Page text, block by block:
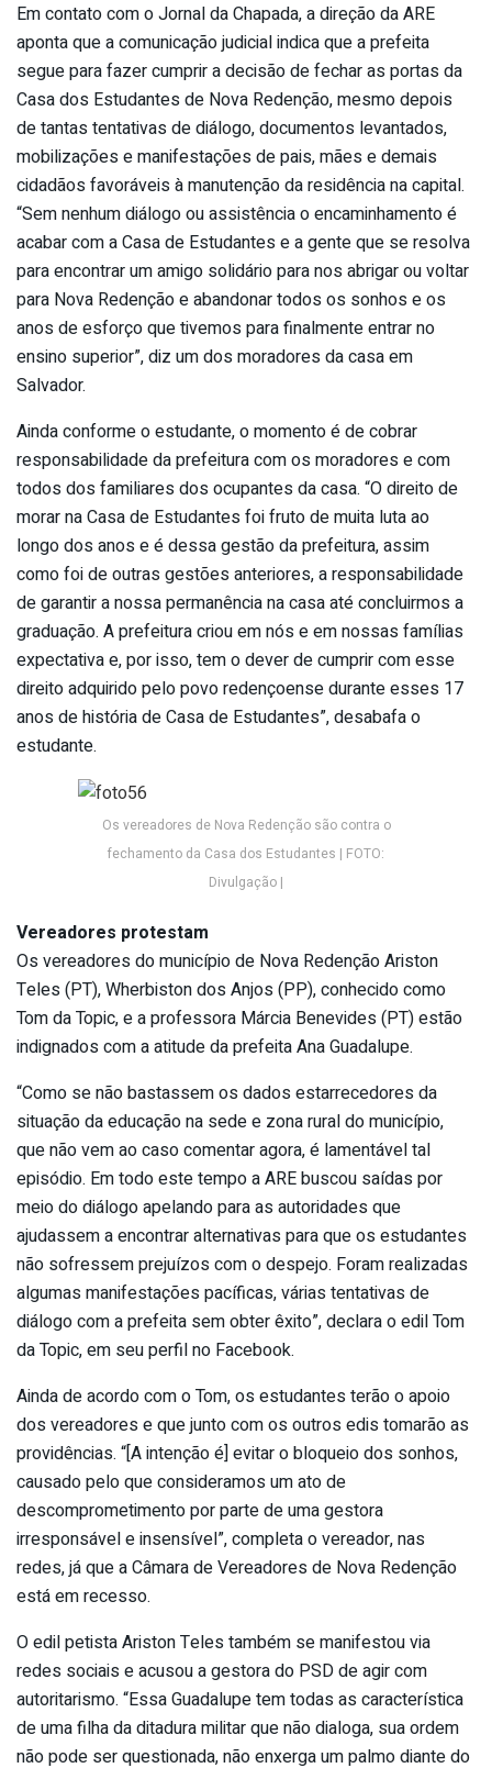
Em contato com o Jornal da Chapada, a direção da ARE
aponta que a comunicação judicial indica que a prefeita
segue para fazer cumprir a decisão de fechar as portas da
Casa dos Estudantes de Nova Redenção, mesmo depois
de tantas tentativas de diálogo, documentos levantados,
mobilizações e manifestações de pais, mães e demais
cidadãos favoráveis à manutenção da residência na capital.
“Sem nenhum diálogo ou assistência o encaminhamento é
acabar com a Casa de Estudantes e a gente que se resolva
para encontrar um amigo solidário para nos abrigar ou voltar
para Nova Redenção e abandonar todos os sonhos e os
anos de esforço que tivemos para finalmente entrar no
ensino superior”, diz um dos moradores da casa em
Salvador.
Ainda conforme o estudante, o momento é de cobrar
responsabilidade da prefeitura com os moradores e com
todos dos familiares dos ocupantes da casa. “O direito de
morar na Casa de Estudantes foi fruto de muita luta ao
longo dos anos e é dessa gestão da prefeitura, assim
como foi de outras gestões anteriores, a responsabilidade
de garantir a nossa permanência na casa até concluirmos a
graduação. A prefeitura criou em nós e em nossas famílias
expectativa e, por isso, tem o dever de cumprir com esse
direito adquirido pelo povo redençoense durante esses 17
anos de história de Casa de Estudantes”, desabafa o
estudante.
Os vereadores de Nova Redenção são contra o
fechamento da Casa dos Estudantes | FOTO:
Divulgação |
Vereadores protestam
Os vereadores do município de Nova Redenção Ariston
Teles (PT), Wherbiston dos Anjos (PP), conhecido como
Tom da Topic, e a professora Márcia Benevides (PT) estão
indignados com a atitude da prefeita Ana Guadalupe.
“Como se não bastassem os dados estarrecedores da
situação da educação na sede e zona rural do município,
que não vem ao caso comentar agora, é lamentável tal
episódio. Em todo este tempo a ARE buscou saídas por
meio do diálogo apelando para as autoridades que
ajudassem a encontrar alternativas para que os estudantes
não sofressem prejuízos com o despejo. Foram realizadas
algumas manifestações pacíficas, várias tentativas de
diálogo com a prefeita sem obter êxito”, declara o edil Tom
da Topic, em seu perfil no Facebook.
Ainda de acordo com o Tom, os estudantes terão o apoio
dos vereadores e que junto com os outros edis tomarão as
providências. “[A intenção é] evitar o bloqueio dos sonhos,
causado pelo que consideramos um ato de
descomprometimento por parte de uma gestora
irresponsável e insensível”, completa o vereador, nas
redes, já que a Câmara de Vereadores de Nova Redenção
está em recesso.
O edil petista Ariston Teles também se manifestou via
redes sociais e acusou a gestora do PSD de agir com
autoritarismo. “Essa Guadalupe tem todas as característica
de uma filha da ditadura militar que não dialoga, sua ordem
não pode ser questionada, não enxerga um palmo diante do